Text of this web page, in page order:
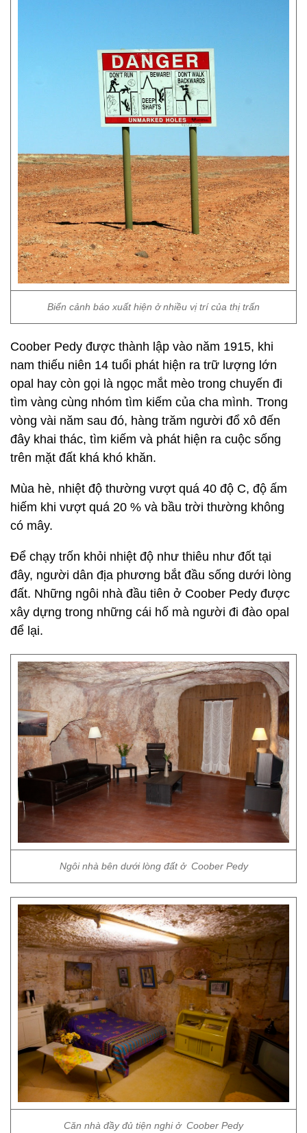
Biển cảnh báo xuất hiện ở nhiều vị trí của thị trấn
Coober Pedy được thành lập vào năm 1915, khi
nam thiếu niên 14 tuổi phát hiện ra trữ lượng lớn
opal hay còn gọi là ngọc mắt mèo trong chuyến đi
tìm vàng cùng nhóm tìm kiếm của cha mình. Trong
vòng vài năm sau đó, hàng trăm người đổ xô đến
đây khai thác, tìm kiếm và phát hiện ra cuộc sống
trên mặt đất khá khó khăn.
Mùa hè, nhiệt độ thường vượt quá 40 độ C, độ ấm
hiếm khi vượt quá 20 % và bầu trời thường không
có mây.
Để chạy trốn khỏi nhiệt độ như thiêu như đốt tại
đây, người dân địa phương bắt đầu sống dưới lòng
đất. Những ngôi nhà đầu tiên ở Coober Pedy được
xây dựng trong những cái hố mà người đi đào opal
để lại.
Ngôi nhà bên dưới lòng đất ở Coober Pedy
Căn nhà đầy đủ tiện nghi ở Coober Pedy